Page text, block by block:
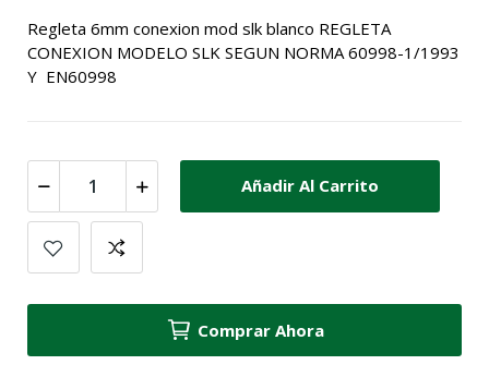
Regleta 6mm conexion mod slk blanco REGLETA
CONEXION MODELO SLK SEGUN NORMA 60998-1/1993
Y EN60998
Añadir Al Carrito
Comprar Ahora